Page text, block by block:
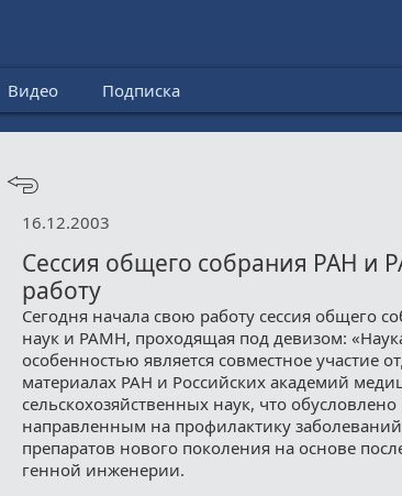
Видео Подписка
16.12.2003
Сессия общего собрания РАН и
работу
Сегодня начала свою работу сессия общего
наук и РАМН, проходящая под девизом:
особенностью является совместное участие
материалах РАН и Российских академий
сельскохозяйственных наук, что
направленным на профилактику
препаратов нового поколения на основе
генной инженерии.